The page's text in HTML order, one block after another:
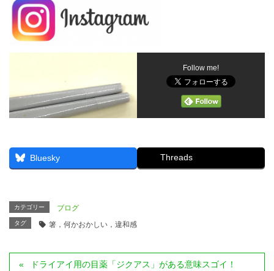
Follow me!
Bluesky Threads
カテゴリー ブログ
タグ 箸，何かおかしい，違和感
ドライアイ用の目薬「ジクアス」がある意味スゴイ！